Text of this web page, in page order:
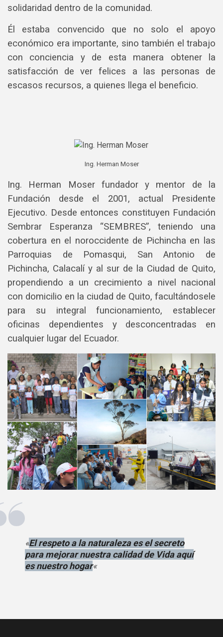
solidaridad dentro de la comunidad.
Él estaba convencido que no solo el apoyo
económico era importante, sino también el trabajo
con conciencia y de esta manera obtener la
satisfacción de ver felices a las personas de
escasos recursos, a quienes llega el beneficio.
Ing. Herman Moser
Ing. Herman Moser fundador y mentor de la
Fundación desde el 2001, actual Presidente
Ejecutivo. Desde entonces constituyen Fundación
Sembrar Esperanza “SEMBRES”, teniendo una
cobertura en el noroccidente de Pichincha en las
Parroquias de Pomasqui, San Antonio de
Pichincha, Calacalí y al sur de la Ciudad de Quito,
propendiendo a un crecimiento a nivel nacional
con domicilio en la ciudad de Quito, facultándosele
para su integral funcionamiento, establecer
oficinas dependientes y desconcentradas en
cualquier lugar del Ecuador.
«El respeto a la naturaleza es el secreto
para mejorar nuestra calidad de Vida aquí
es nuestro hogar«